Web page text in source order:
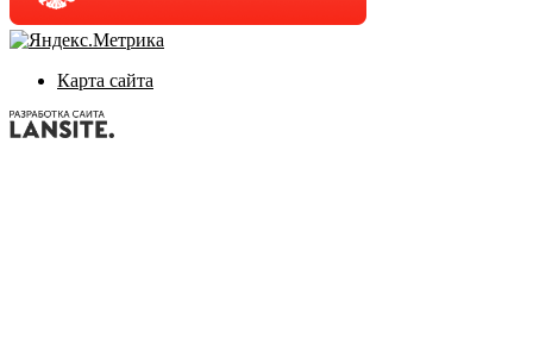
Карта сайта